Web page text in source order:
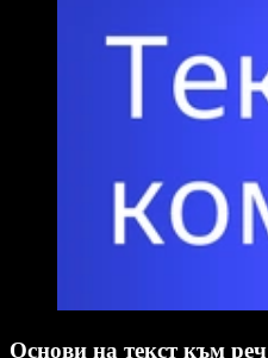
Основи на текст към реч